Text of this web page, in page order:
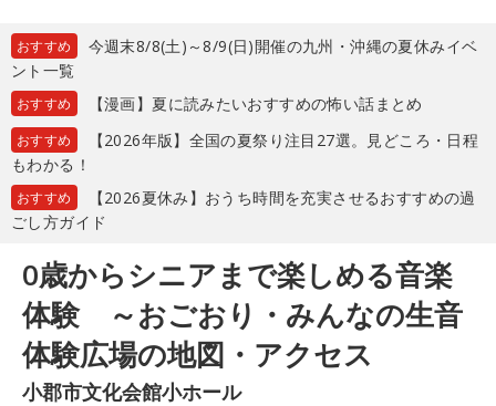
おすすめ
今週末8/8(土)～8/9(日)開催の九州・沖縄の夏休みイベ
ント一覧
おすすめ 【漫画】夏に読みたいおすすめの怖い話まとめ
おすすめ
【2026年版】全国の夏祭り注目27選。見どころ・日程
もわかる！
おすすめ
【2026夏休み】おうち時間を充実させるおすすめの過
ごし方ガイド
0歳からシニアまで楽しめる音楽
体験 ～おごおり・みんなの生音
体験広場の地図・アクセス
小郡市文化会館小ホール